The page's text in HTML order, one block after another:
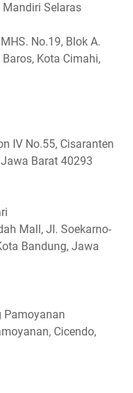
Selaras
No.19, Blok A.
Kota Cimahi,
IV No.55, Cisaranten
Barat 40293
Mall, Jl. Soekarno-
Bandung, Jawa
Pamoyanan
Cicendo,